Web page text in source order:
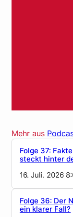
Mehr aus
Folge 37:
steckt hinter
16. Juli. 2026
Folge 36: Der
ein klarer Fall?